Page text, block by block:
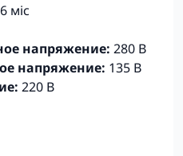
міс
напряжение: 280 В
напряжение: 135 В
220 В